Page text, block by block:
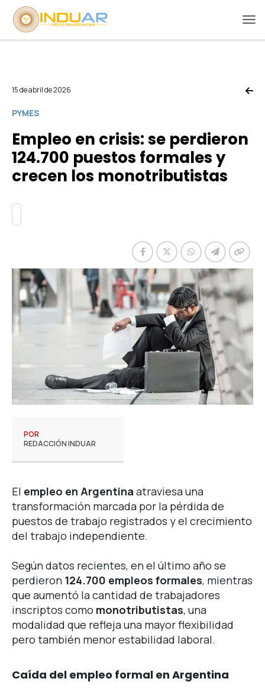
15 de abril de 2026
PYMES
Empleo en crisis: se perdieron
124.700 puestos formales y
crecen los monotributistas
POR
REDACCIÓN INDUAR
El empleo en Argentina atraviesa una
transformación marcada por la pérdida de
puestos de trabajo registrados y el crecimiento
del trabajo independiente.
Según datos recientes, en el último año se
perdieron 124.700 empleos formales, mientras
que aumentó la cantidad de trabajadores
inscriptos como monotributistas, una
modalidad que refleja una mayor flexibilidad
pero también menor estabilidad laboral.
Caída del empleo formal en Argentina